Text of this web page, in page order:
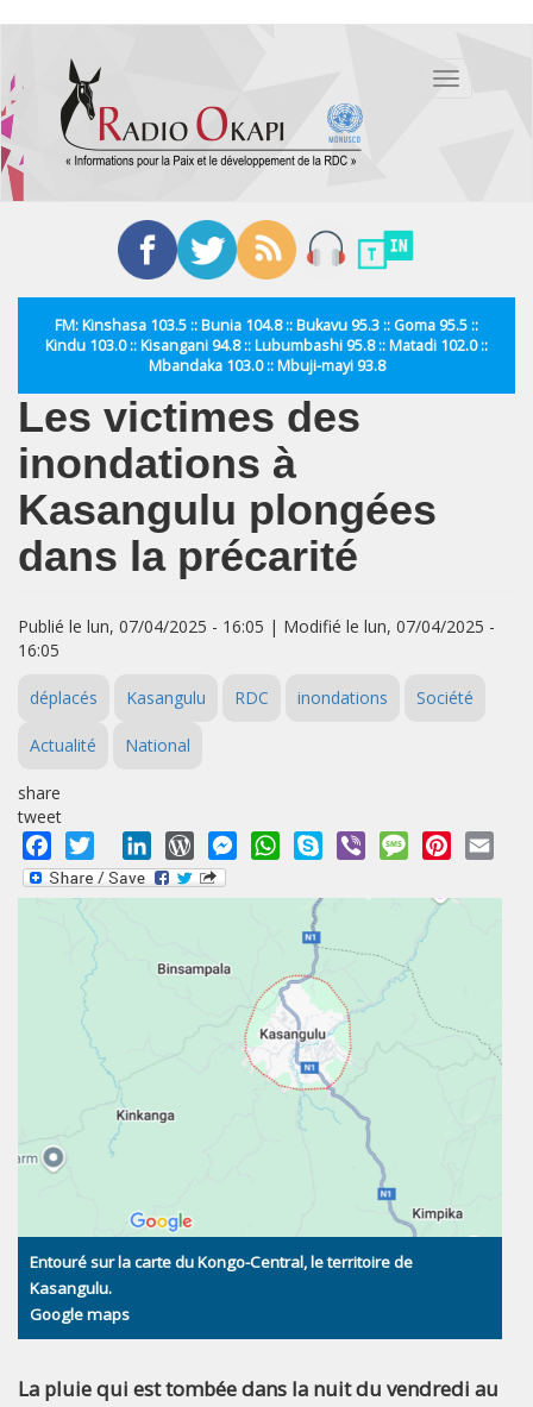
contenu
principal
Toggle
FM: Kinshasa 103.5 :: Bunia 104.8 :: Bukavu 95.3 :: Goma 95.5 ::
Kindu 103.0 :: Kisangani 94.8 :: Lubumbashi 95.8 :: Matadi 102.0 ::
Mbandaka 103.0 :: Mbuji-mayi 93.8
Les victimes des
inondations à
Kasangulu plongées
dans la précarité
Publié le lun, 07/04/2025 - 16:05 | Modifié le lun, 07/04/2025 -
16:05
déplacés Kasangulu RDC inondations Société
Actualité National
share
tweet
Facebook
Twitter LinkedInWordPressMessengerWhatsApp
Skype Viber MessagePinterest
Entouré sur la carte du Kongo-Central, le territoire de
Kasangulu.
Google maps
La pluie qui est tombée dans la nuit du vendredi au